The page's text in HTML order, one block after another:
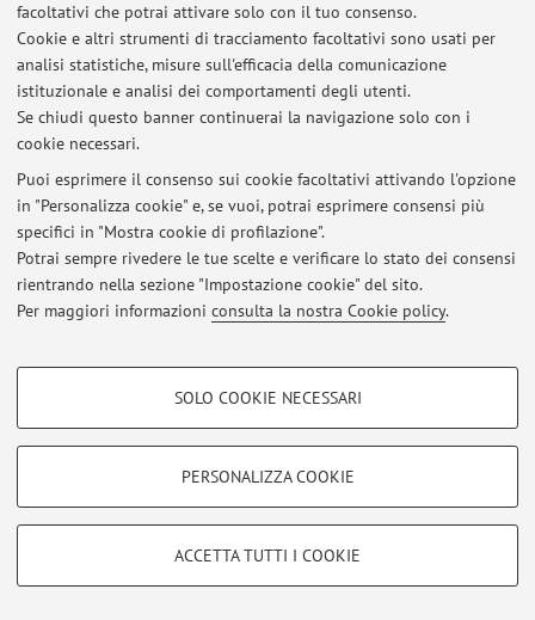
facoltativi che potrai attivare solo con il tuo consenso.
Cookie e altri strumenti di tracciamento facoltativi sono usati per
analisi statistiche, misure sull'efficacia della comunicazione
istituzionale e analisi dei comportamenti degli utenti.
Se chiudi questo banner continuerai la navigazione solo con i
cookie necessari.
Puoi esprimere il consenso sui cookie facoltativi attivando l'opzione
in "Personalizza cookie" e, se vuoi, potrai esprimere consensi più
specifici in "Mostra cookie di profilazione".
Potrai sempre rivedere le tue scelte e verificare lo stato dei consensi
rientrando nella sezione "Impostazione cookie" del sito.
Per maggiori informazioni consulta la nostra Cookie policy.
COOKIE DI PROFILAZIONE - FACOLTATIVI
COOKIE TECNICI - NECESSARI
Si tratta di cookie tecnici utilizzati, a titolo esemplificativo, per il corretto
SOLO COOKIE NECESSARI
PERSONALIZZA COOKIE
ACCETTA TUTTI I COOKIE
Area riservata
Accedi tramiteloginper gestire tutti i contenuti del sito.
© 2026 - ALMA MATER STUDIORUM - Università di Bologna - Via
Zamboni, 33 - 40126 Bologna - Partita IVA: 01131710376
Privacy|Note legali|Impostazioni Cookie